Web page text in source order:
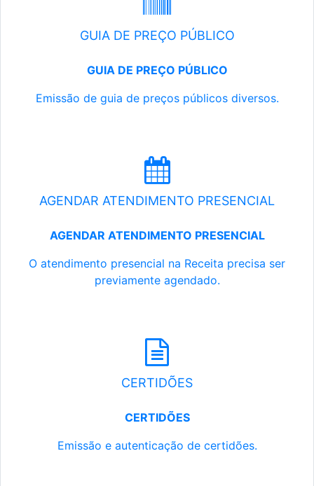
GUIA DE PREÇO PÚBLICO
GUIA DE PREÇO PÚBLICO
Emissão de guia de preços públicos diversos.
AGENDAR ATENDIMENTO PRESENCIAL
AGENDAR ATENDIMENTO PRESENCIAL
O atendimento presencial na Receita precisa ser
previamente agendado.
CERTIDÕES
CERTIDÕES
Emissão e autenticação de certidões.